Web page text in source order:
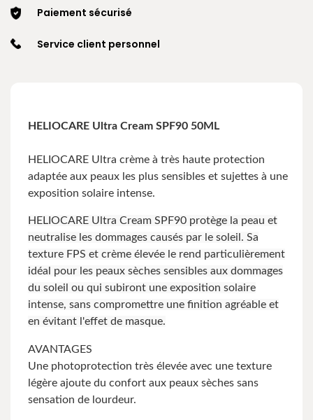
Paiement sécurisé
Service client personnel
HELIOCARE Ultra Cream SPF90 50ML
HELIOCARE Ultra crème à très haute protection
adaptée aux peaux les plus sensibles et sujettes à une
exposition solaire intense.
HELIOCARE Ultra Cream SPF90 protège la peau et
neutralise les dommages causés par le soleil. Sa
texture FPS et crème élevée le rend particulièrement
idéal pour les peaux sèches sensibles aux dommages
du soleil ou qui subiront une exposition solaire
intense, sans compromettre une finition agréable et
en évitant l'effet de masque.
AVANTAGES
Une photoprotection très élevée avec une texture
légère ajoute du confort aux peaux sèches sans
sensation de lourdeur.